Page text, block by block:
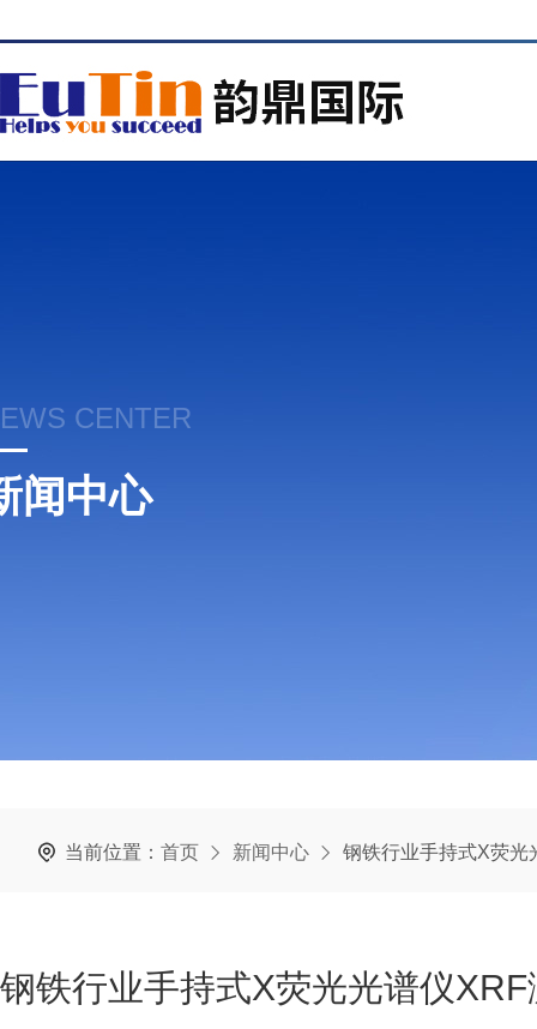
CENTER
闻中心
当前位置： 首页 新闻中心 钢铁行业手持式X荧光
钢铁行业手持式X荧光光谱仪